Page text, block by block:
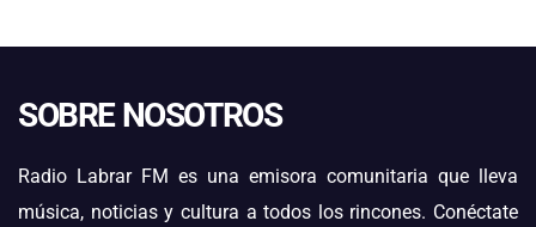
SOBRE NOSOTROS
Radio Labrar FM es una emisora comunitaria que lleva
música, noticias y cultura a todos los rincones. Conéctate